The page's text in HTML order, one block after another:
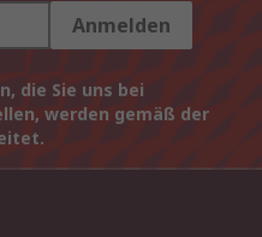
Anmelden
die Sie uns bei
werden gemäß der